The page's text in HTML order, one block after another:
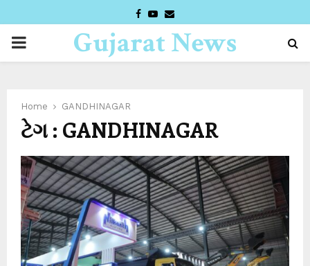
FACEBOOK
YOUTUBE
EMAIL
PRIMARYGujarat News
Home GANDHINAGAR
ટેગ : GANDHINAGAR